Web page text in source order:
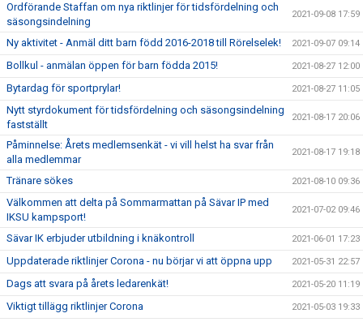
Ordförande Staffan om nya riktlinjer för tidsfördelning och
säsongsindelning
2021-09-08 17:59
Ny aktivitet - Anmäl ditt barn född 2016-2018 till Rörelselek! 2021-09-07 09:14
Bollkul - anmälan öppen för barn födda 2015! 2021-08-27 12:00
Bytardag för sportprylar! 2021-08-27 11:05
Nytt styrdokument för tidsfördelning och säsongsindelning
fastställt
2021-08-17 20:06
Påminnelse: Årets medlemsenkät - vi vill helst ha svar från
alla medlemmar
2021-08-17 19:18
Tränare sökes 2021-08-10 09:36
Välkommen att delta på Sommarmattan på Sävar IP med
IKSU kampsport!
2021-07-02 09:46
Sävar IK erbjuder utbildning i knäkontroll 2021-06-01 17:23
Uppdaterade riktlinjer Corona - nu börjar vi att öppna upp 2021-05-31 22:57
Dags att svara på årets ledarenkät! 2021-05-20 11:19
Viktigt tillägg riktlinjer Corona 2021-05-03 19:33